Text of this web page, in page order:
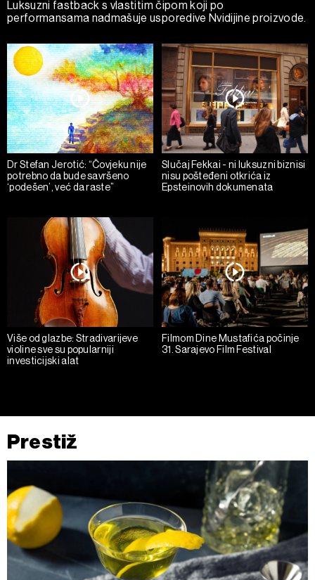
Luksuzni fastback s vlastitim čipom koji po
performansama nadmašuje usporedive Nvidijine proizvode.
Dr Stefan Jerotić: “Čovjeku nije
potrebno da bude savršeno
‘podešen’, već da raste”
Slučaj Fekkai - ni luksuzni biznisi
nisu pošteđeni otkrića iz
Epsteinovih dokumenata
Više od glazbe: Stradivarijeve
violine sve su popularniji
investicijski alat
Filmom Dine Mustafića počinje
31. Sarajevo Film Festival
Prestiž